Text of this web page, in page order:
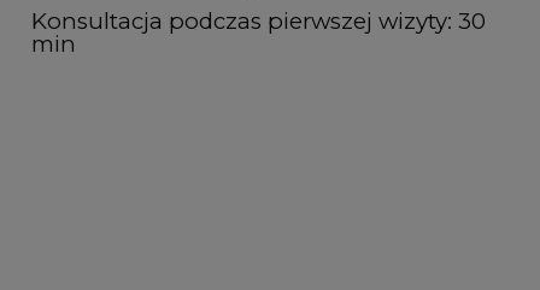
Konsultacja podczas pierwszej wizyty: 30
min